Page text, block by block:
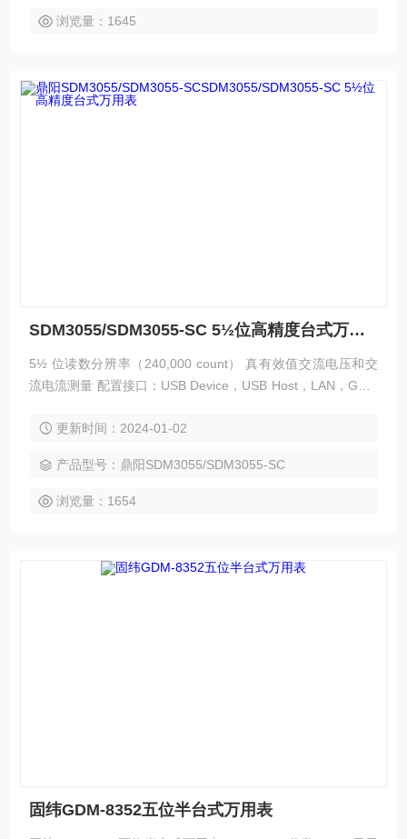
浏览量：1645
SDM3055/SDM3055-SC 5½位高精度台式万用表
5½ 位读数分辨率（240,000 count） 真有效值交流电压和交
流电流测量 配置接口：USB Device，USB Host，LAN，GPIB
者导出以方便用户修改，查看，备份 4.3 英寸真彩 TFT-LCD
更新时间：2024-01-02
产品型号：鼎阳SDM3055/SDM3055-SC
浏览量：1654
固纬GDM-8352五位半台式万用表